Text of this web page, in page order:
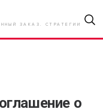
ЗАКАЗ. СТРАТЕГИИ
о